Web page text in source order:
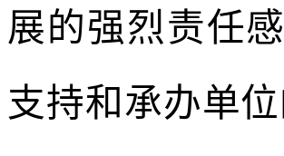
展的强烈责任
支持和承办单